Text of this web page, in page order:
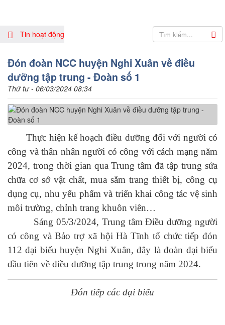
Tin hoạt động
Đón đoàn NCC huyện Nghi Xuân về điều
dưỡng tập trung - Đoàn số 1
Thứ tư - 06/03/2024 08:34
Thực hiện kế hoạch điều dưỡng đối với người có
công và thân nhân người có công với cách mạng năm
2024, trong thời gian qua Trung tâm đã tập trung sửa
chữa cơ sở vật chất, mua sắm trang thiết bị, công cụ
dụng cụ, nhu yếu phẩm và triển khai công tác vệ sinh
môi trường, chỉnh trang khuôn viên…
Sáng 05/3/2024, Trung tâm Điều dưỡng người
có công và Bảo trợ xã hội Hà Tĩnh tổ chức tiếp đón
112 đại biểu huyện Nghi Xuân, đây là đoàn đại biểu
đầu tiên về điều dưỡng tập trung trong năm 2024.
Đón tiếp các đại biểu